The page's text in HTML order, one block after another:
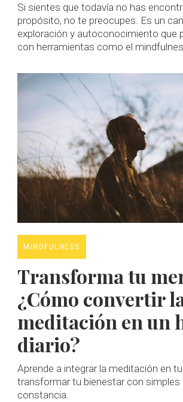
Si sientes que todavía no has
propósito, no te preocupes. Es un
exploración y autoconocimiento que
con herramientas como el
MINDFULNESS
Transforma tu
¿Cómo convertir
meditación en un
diario?
Aprende a integrar la meditación en
transformar tu bienestar con simples
constancia.